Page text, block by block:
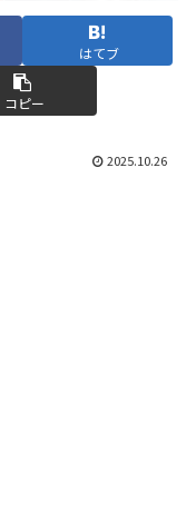
はてブ
コピー
2025.10.26